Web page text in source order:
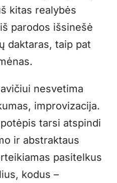
kitas realybės
parodos išsinešė
daktaras, taip pat
nesvetima
improvizacija.
tarsi atspindi
ir abstraktaus
pasitelkus
kodus –